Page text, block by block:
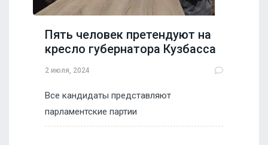
Пять человек претендуют на
кресло губернатора Кузбасса
2 июля, 2024
Все кандидаты представляют
парламентские партии